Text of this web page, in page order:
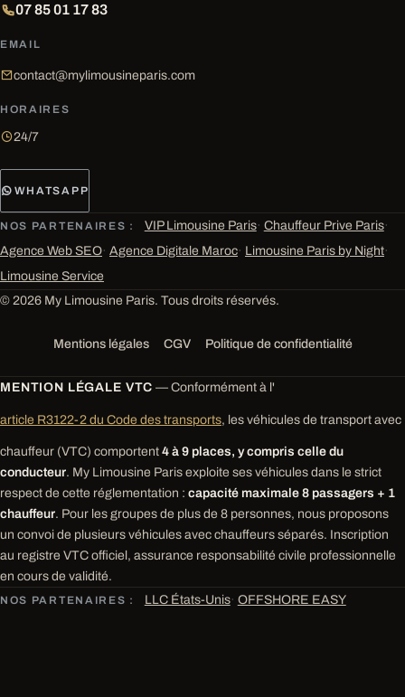
07 85 01 17 83
EMAIL
contact@mylimousineparis.com
HORAIRES
24/7
WHATSAPP
NOS PARTENAIRES : VIP Limousine Paris· Chauffeur Prive Paris·
Agence Web SEO· Agence Digitale Maroc· Limousine Paris by Night·
Limousine Service
© 2026 My Limousine Paris. Tous droits réservés.
Mentions légales CGV Politique de confidentialité
MENTION LÉGALE VTC — Conformément à l'
article R3122-2 du Code des transports, les véhicules de transport avec
chauffeur (VTC) comportent 4 à 9 places, y compris celle du
conducteur. My Limousine Paris exploite ses véhicules dans le strict
respect de cette réglementation : capacité maximale 8 passagers + 1
chauffeur. Pour les groupes de plus de 8 personnes, nous proposons
un convoi de plusieurs véhicules avec chauffeurs séparés. Inscription
au registre VTC officiel, assurance responsabilité civile professionnelle
en cours de validité.
NOS PARTENAIRES : LLC États-Unis· OFFSHORE EASY